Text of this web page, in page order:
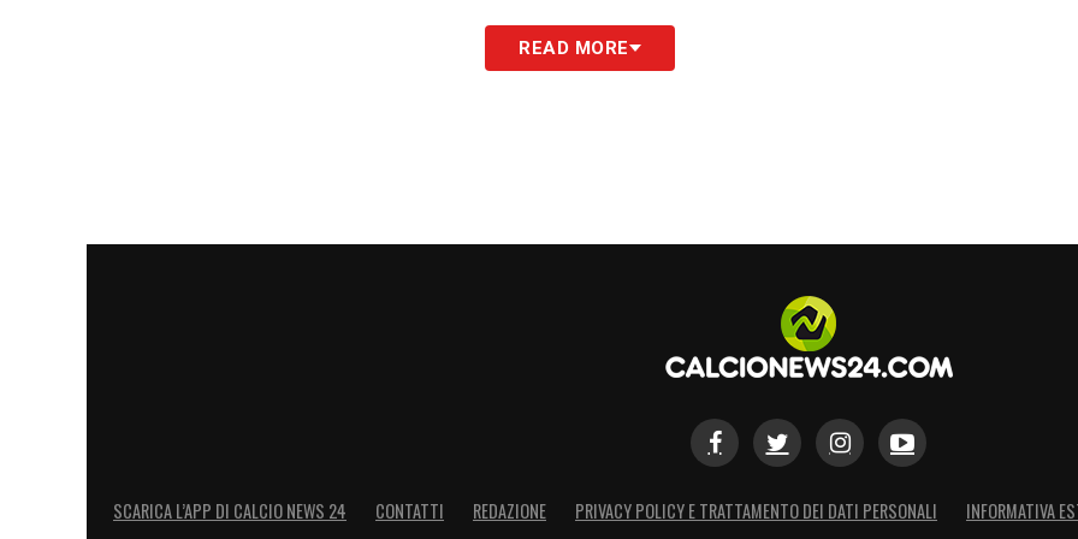
Chivu chiede versatilità e prontezza a tutti. L’assenza di Thuram diventa così un banco di
prova per i giovani e per la capacità della squadra di adattarsi, di “cambiare registro
READ MORE
SCARICA L’APP DI CALCIO NEWS 24 CONTATTI REDAZIONE PRIVACY POLICY E TRATTAMENTO DEI DATI PERSONALI INFORMATIVA